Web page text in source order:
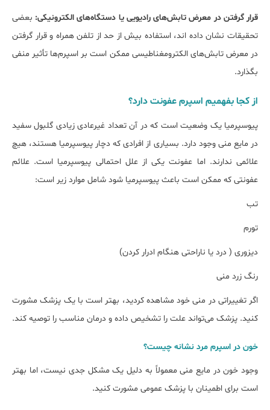
قرار گرفتن در معرض تابش‌های رادیویی یا دستگاه‌های الکترونیکی: بعضی
تحقیقات نشان داده اند، استفاده بیش از حد از تلفن همراه و قرار گرفتن
در معرض تابش‌های الکترومغناطیسی ممکن است بر اسپرم‌ها تأثیر منفی
بگذارد.
از کجا بفهمیم اسپرم عفونت دارد؟
پیوسپرمیا یک وضعیت است که در آن تعداد غیرعادی زیادی گلبول سفید
در مایع منی وجود دارد. بسیاری از افرادی که دچار پیوسپرمیا هستند، هیچ
علائمی ندارند. اما عفونت یکی از علل احتمالی پیوسپرمیا است. علائم
عفونتی که ممکن است باعث پیوسپرمیا شود شامل موارد زیر است:
تب
تورم
دیزوری ( درد یا ناراحتی هنگام ادرار کردن)
رنگ زرد منی
اگر تغییراتی در منی خود مشاهده کردید، بهتر است با یک پزشک مشورت
کنید. پزشک می‌تواند علت را تشخیص داده و درمان مناسب را توصیه کند.
خون در اسپرم مرد نشانه چیست؟
وجود خون در مایع منی معمولاً به دلیل یک مشکل جدی نیست، اما بهتر
است برای اطمینان با پزشک عمومی مشورت کنید.